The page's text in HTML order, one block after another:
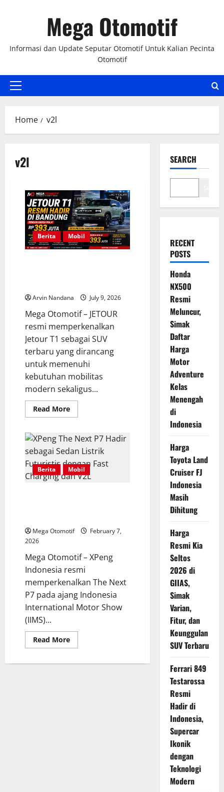
Mega Otomotif
Informasi dan Update Seputar Otomotif Untuk Kalian Pecinta
Otomotif
Primary
Home v2l
v2l
Berita Mobil
Arvin Nandana July 9, 2026
Mega Otomotif – JETOUR
resmi memperkenalkan
Jetour T1 sebagai SUV
terbaru yang dirancang
untuk memenuhi
kebutuhan mobilitas
modern sekaligus...
Read MoreRead
more
T1
Resmi
Hadir
di
Bandung
dengan
Harga
Berita Mobil
Mega Otomotif
February 7,
2026
Mega Otomotif – XPeng
Indonesia resmi
memperkenalkan The Next
P7 pada ajang Indonesia
International Motor Show
(IIMS)...
Read MoreRead
more
The
SEARCH
RECENT
POSTS
Honda
NX500
Resmi
Meluncur,
Simak
Daftar
Harga
Motor
Adventure
Kelas
Menengah
di
Indonesia
Harga
Toyota Land
Cruiser FJ
Indonesia
Masih
Dihitung
Harga
Resmi Kia
Seltos
2026 di
GIIAS,
Simak
Varian,
Fitur, dan
Keunggulan
SUV Terbaru
Ferrari 849
Testarossa
Resmi
Hadir di
Indonesia,
Supercar
Ikonik
dengan
Teknologi
Modern